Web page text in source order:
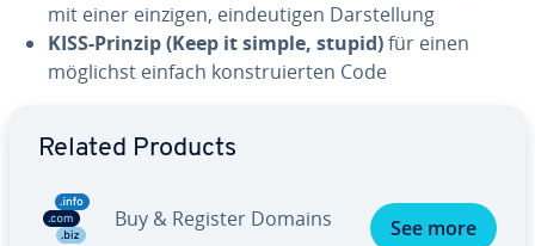
mit einer einzigen, ein­deu­ti­gen Dars­tel­lung
KISS-Prinzip (Keep it simple, stupid)für einen
möglichst einfach konst­ruier­ten Code
Related Products
Buy & Register Domains See more